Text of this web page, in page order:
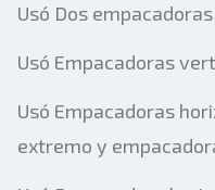
Send a
Se requiere el
correo
móvil
Usó Dos
Usó Empacadoras
Usó Empacadoras
extremo y